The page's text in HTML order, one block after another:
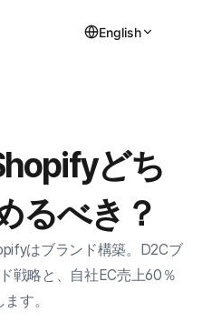
English
どち
るべき？
はブランド構築。D2Cブ
戦略と、自社EC売上60％
す。